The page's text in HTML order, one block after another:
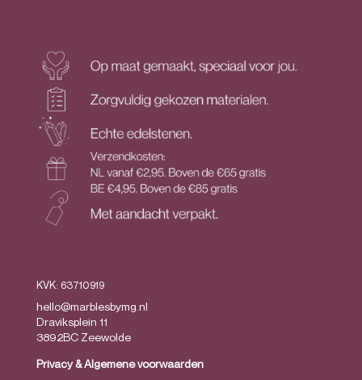
KVK: 63710919
hello@marblesbymg.nl
Draviksplein 11
3892BC Zeewolde
Privacy&Algemene voorwaarden